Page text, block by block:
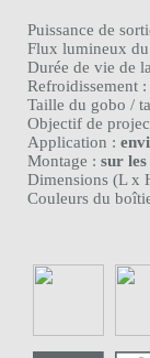
Puissance de
Flux lumineux
Durée de vie de
Refroidissement
Taille du gobo /
Objectif de
Application :
Montage : sur
Dimensions (L x
Couleurs du